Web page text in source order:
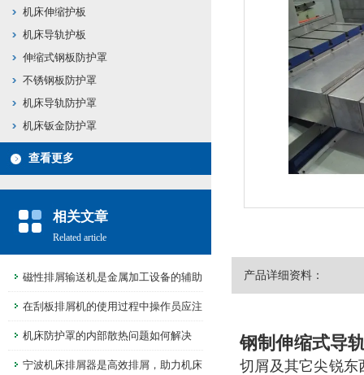
机床伸缩护板
机床导轨护板
伸缩式钢板防护罩
不锈钢板防护罩
机床导轨防护罩
机床钣金防护罩
查看更多
相关文章
Related article
磁性排屑输送机是金属加工设备的辅助
设备在刮板排屑机的使用过程中操作员应注
意这些问题
机床防护罩的内部散热问题如何解决
宁波机床排屑器是高效排屑，助力机床
产品详细资料：
钢制伸缩式导
切屑及其它尖锐东